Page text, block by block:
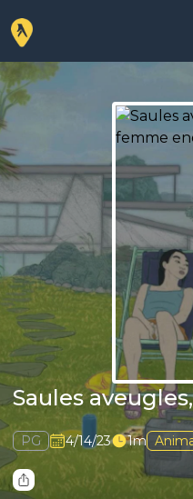
Saules
PG 4/14/23 1m